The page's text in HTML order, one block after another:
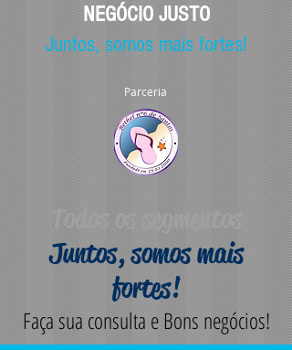
NEGÓCIO JUSTO
Juntos, somos mais fortes!
Parceria
Todos os segmentos
Juntos, somos mais
fortes!
Faça sua consulta e Bons negócios!